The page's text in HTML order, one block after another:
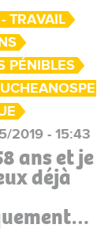
TRAVAIL
PÉNIBLES
2019 - 15:43
ans et je
déjà